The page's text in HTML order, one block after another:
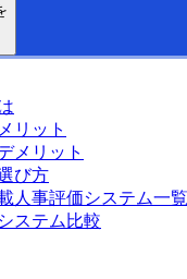
リット
メリット
び方
人事評価システム一覧
ステム比較